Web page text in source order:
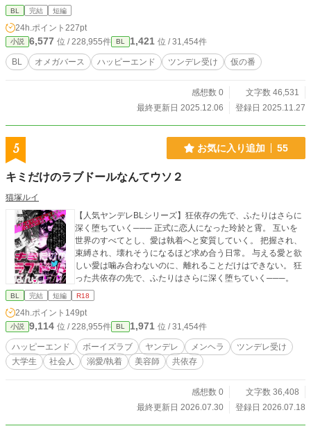
ために翔太はその条件を受け入れるが、理性的で無表情なはずの怜司が、ふとし
た瞬間に見せる優しさに、次第に心が揺らいでいく。 これはただの契約のはず
だった。 愛なんて、最初からあるわけがなかった。 けれど……二人の距離が近
づくたびに、仮であるはずの関係は、静かに熱を帯びていく。 ツンデレなオメ
ガと、理性を装うアルファ。 これは、仮のはずだった番契約から始まる、運命
以上の恋の物語。
BL 完結 短編
24h.ポイント 227pt
小説 6,577 位 / 228,955件 BL 1,421 位 / 31,454件
BL オメガバース ハッピーエンド ツンデレ受け 仮の番
感想数 0
文字数 46,531
最終更新日 2025.12.06
登録日 2025.11.27
5 お気に入り追加 55
キミだけのラブドールなんてウソ２
猫塚ルイ
【人気ヤンデレBLシリーズ】狂依存の先で、ふたりはさらに
深く堕ちていく─── 正式に恋人になった玲於と霄。 互いを
世界のすべてとし、愛は執着へと変質していく。 把握され、
束縛され、壊れそうになるほど求め合う日常。 与える愛と欲
しい愛は噛み合わないのに、離れることだけはできない。 狂
った共依存の先で、ふたりはさらに深く堕ちていく───。
BL 完結 短編 R18
24h.ポイント 149pt
小説 9,114 位 / 228,955件 BL 1,971 位 / 31,454件
ハッピーエンド ボーイズラブ ヤンデレ メンヘラ
ツンデレ受け
大学生
社会人 溺愛/執着 美容師 共依存
感想数 0
文字数 36,408
最終更新日 2026.07.30
登録日 2026.07.18